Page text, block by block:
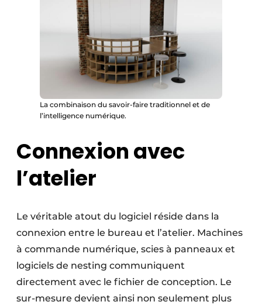
La combinaison du savoir-faire traditionnel et de
l’intelligence numérique.
Connexion avec
l’atelier
Le véritable atout du logiciel réside dans la
connexion entre le bureau et l’atelier. Machines
à commande numérique, scies à panneaux et
logiciels de nesting communiquent
directement avec le fichier de conception. Le
sur-mesure devient ainsi non seulement plus